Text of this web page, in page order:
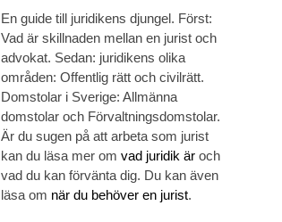
En guide till juridikens djungel. Först:
Vad är skillnaden mellan en jurist och
advokat. Sedan: juridikens olika
områden: Offentlig rätt och civilrätt.
Domstolar i Sverige: Allmänna
domstolar och Förvaltningsdomstolar.
Är du sugen på att arbeta som jurist
kan du läsa mer om vad juridik är och
vad du kan förvänta dig. Du kan även
läsa om när du behöver en jurist.